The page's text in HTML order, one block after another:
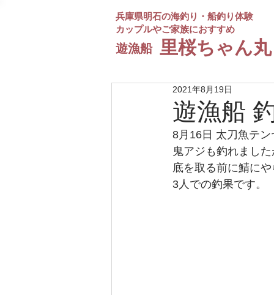
兵庫県明石の海釣り・船釣り体験
カップルやご家族におすすめ
遊漁船 ​里桜ちゃん丸
遊漁船
2021年8月19日
8月16日 太刀魚テ
鬼アジも釣れまし
底を取る前に鯖にや
3人での釣果です。